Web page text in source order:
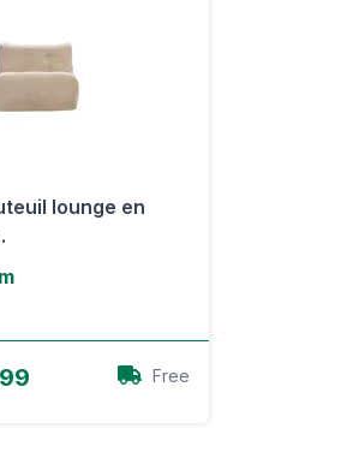
lounge en
Free